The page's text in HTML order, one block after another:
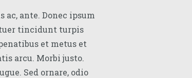
ac, ante. Donec ipsum
tincidunt turpis
et metus et
arcu. Morbi justo.
Sed ornare, odio